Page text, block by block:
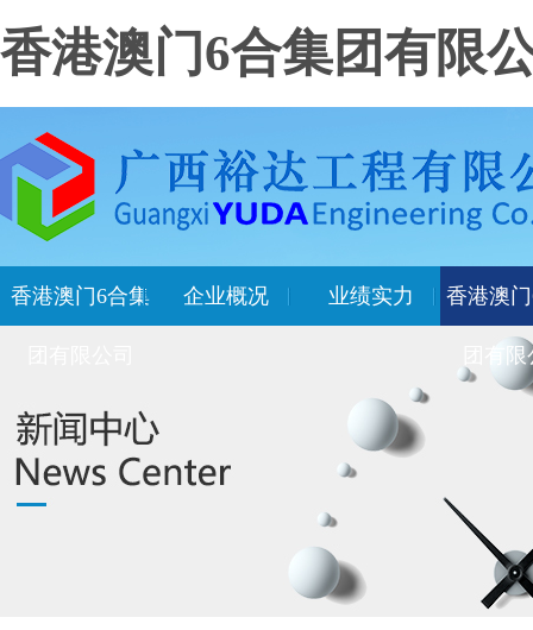
香港澳门6合集团有限
香港澳门6合集 企业概况 业绩实力 香港澳
团有